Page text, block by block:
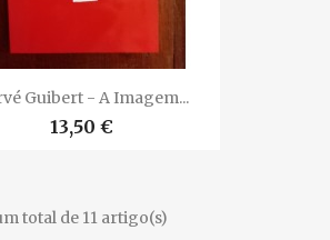
Guibert - A Imagem...
13,50 €
total de 11 artigo(s)